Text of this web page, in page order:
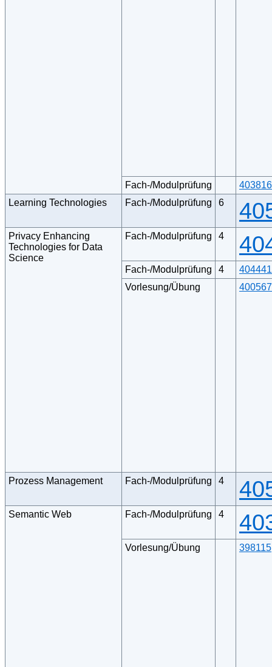
Fach-/Modulprüfung
403816
Learning Technologies
Fach-/Modulprüfung 6
Privacy Enhancing
Technologies for Data
Science
Fach-/Modulprüfung 4
Fach-/Modulprüfung 4
404441
Vorlesung/Übung
400567
Prozess Management Fach-/Modulprüfung 4
Semantic Web Fach-/Modulprüfung 4
Vorlesung/Übung 398115